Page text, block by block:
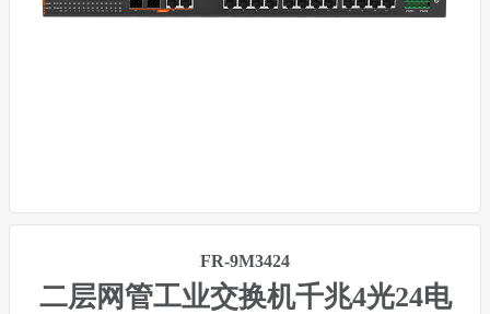
FR-9M3424
二层网管工业交换机千兆4光24电